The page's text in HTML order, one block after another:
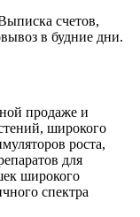
счетов,
в будние дни.
продаже и
широкого
роста,
для
широкого
спектра